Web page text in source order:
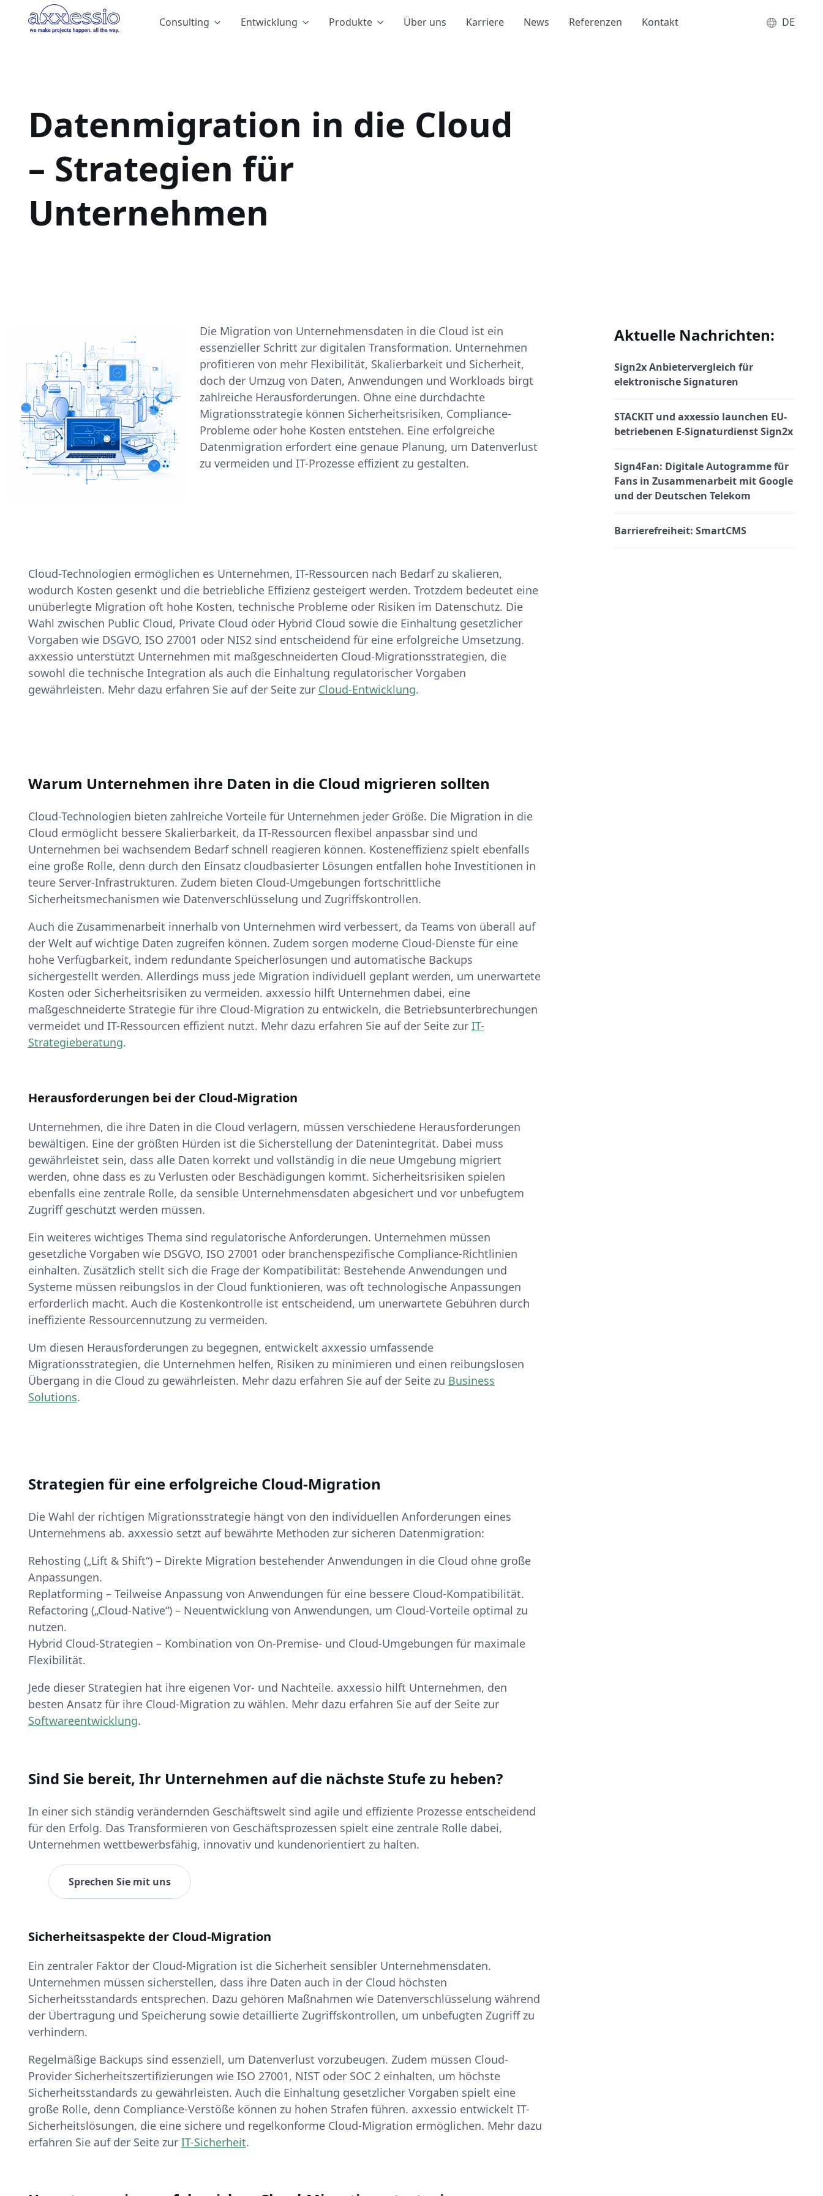
Consulting Entwicklung Produkte Über uns Karriere News Referenzen Kontakt DE
Datenmigration in die Cloud
– Strategien für
Unternehmen
Die Migration von Unternehmensdaten in die Cloud ist ein
essenzieller Schritt zur digitalen Transformation. Unternehmen
profitieren von mehr Flexibilität, Skalierbarkeit und Sicherheit,
doch der Umzug von Daten, Anwendungen und Workloads birgt
zahlreiche Herausforderungen. Ohne eine durchdachte
Migrationsstrategie können Sicherheitsrisiken, Compliance-
Probleme oder hohe Kosten entstehen. Eine erfolgreiche
Datenmigration erfordert eine genaue Planung, um Datenverlust
zu vermeiden und IT-Prozesse effizient zu gestalten.
Cloud-Technologien ermöglichen es Unternehmen, IT-Ressourcen nach Bedarf zu skalieren,
wodurch Kosten gesenkt und die betriebliche Effizienz gesteigert werden. Trotzdem bedeutet eine
unüberlegte Migration oft hohe Kosten, technische Probleme oder Risiken im Datenschutz. Die
Wahl zwischen Public Cloud, Private Cloud oder Hybrid Cloud sowie die Einhaltung gesetzlicher
Vorgaben wie DSGVO, ISO 27001 oder NIS2 sind entscheidend für eine erfolgreiche Umsetzung.
axxessio unterstützt Unternehmen mit maßgeschneiderten Cloud-Migrationsstrategien, die
sowohl die technische Integration als auch die Einhaltung regulatorischer Vorgaben
gewährleisten. Mehr dazu erfahren Sie auf der Seite zur Cloud-Entwicklung.
Warum Unternehmen ihre Daten in die Cloud migrieren sollten
Cloud-Technologien bieten zahlreiche Vorteile für Unternehmen jeder Größe. Die Migration in die
Cloud ermöglicht bessere Skalierbarkeit, da IT-Ressourcen flexibel anpassbar sind und
Unternehmen bei wachsendem Bedarf schnell reagieren können. Kosteneffizienz spielt ebenfalls
eine große Rolle, denn durch den Einsatz cloudbasierter Lösungen entfallen hohe Investitionen in
teure Server-Infrastrukturen. Zudem bieten Cloud-Umgebungen fortschrittliche
Sicherheitsmechanismen wie Datenverschlüsselung und Zugriffskontrollen.
Auch die Zusammenarbeit innerhalb von Unternehmen wird verbessert, da Teams von überall auf
der Welt auf wichtige Daten zugreifen können. Zudem sorgen moderne Cloud-Dienste für eine
hohe Verfügbarkeit, indem redundante Speicherlösungen und automatische Backups
sichergestellt werden. Allerdings muss jede Migration individuell geplant werden, um unerwartete
Kosten oder Sicherheitsrisiken zu vermeiden. axxessio hilft Unternehmen dabei, eine
maßgeschneiderte Strategie für ihre Cloud-Migration zu entwickeln, die Betriebsunterbrechungen
vermeidet und IT-Ressourcen effizient nutzt. Mehr dazu erfahren Sie auf der Seite zur IT-
Strategieberatung.
Herausforderungen bei der Cloud-Migration
Unternehmen, die ihre Daten in die Cloud verlagern, müssen verschiedene Herausforderungen
bewältigen. Eine der größten Hürden ist die Sicherstellung der Datenintegrität. Dabei muss
gewährleistet sein, dass alle Daten korrekt und vollständig in die neue Umgebung migriert
werden, ohne dass es zu Verlusten oder Beschädigungen kommt. Sicherheitsrisiken spielen
ebenfalls eine zentrale Rolle, da sensible Unternehmensdaten abgesichert und vor unbefugtem
Zugriff geschützt werden müssen.
Ein weiteres wichtiges Thema sind regulatorische Anforderungen. Unternehmen müssen
gesetzliche Vorgaben wie DSGVO, ISO 27001 oder branchenspezifische Compliance-Richtlinien
einhalten. Zusätzlich stellt sich die Frage der Kompatibilität: Bestehende Anwendungen und
Systeme müssen reibungslos in der Cloud funktionieren, was oft technologische Anpassungen
erforderlich macht. Auch die Kostenkontrolle ist entscheidend, um unerwartete Gebühren durch
ineffiziente Ressourcennutzung zu vermeiden.
Um diesen Herausforderungen zu begegnen, entwickelt axxessio umfassende
Migrationsstrategien, die Unternehmen helfen, Risiken zu minimieren und einen reibungslosen
Übergang in die Cloud zu gewährleisten. Mehr dazu erfahren Sie auf der Seite zu Business
Solutions.
Strategien für eine erfolgreiche Cloud-Migration
Die Wahl der richtigen Migrationsstrategie hängt von den individuellen Anforderungen eines
Unternehmens ab. axxessio setzt auf bewährte Methoden zur sicheren Datenmigration:
Rehosting („Lift & Shift“) – Direkte Migration bestehender Anwendungen in die Cloud ohne große
Anpassungen.
Replatforming – Teilweise Anpassung von Anwendungen für eine bessere Cloud-Kompatibilität.
Refactoring („Cloud-Native“) – Neuentwicklung von Anwendungen, um Cloud-Vorteile optimal zu
nutzen.
Hybrid Cloud-Strategien – Kombination von On-Premise- und Cloud-Umgebungen für maximale
Flexibilität.
Jede dieser Strategien hat ihre eigenen Vor- und Nachteile. axxessio hilft Unternehmen, den
besten Ansatz für ihre Cloud-Migration zu wählen. Mehr dazu erfahren Sie auf der Seite zur
Softwareentwicklung.
Sind Sie bereit, Ihr Unternehmen auf die nächste Stufe zu heben?
In einer sich ständig verändernden Geschäftswelt sind agile und effiziente Prozesse entscheidend
für den Erfolg. Das Transformieren von Geschäftsprozessen spielt eine zentrale Rolle dabei,
Unternehmen wettbewerbsfähig, innovativ und kundenorientiert zu halten.
Sprechen Sie mit uns
Sicherheitsaspekte der Cloud-Migration
Ein zentraler Faktor der Cloud-Migration ist die Sicherheit sensibler Unternehmensdaten.
Unternehmen müssen sicherstellen, dass ihre Daten auch in der Cloud höchsten
Sicherheitsstandards entsprechen. Dazu gehören Maßnahmen wie Datenverschlüsselung während
der Übertragung und Speicherung sowie detaillierte Zugriffskontrollen, um unbefugten Zugriff zu
verhindern.
Regelmäßige Backups sind essenziell, um Datenverlust vorzubeugen. Zudem müssen Cloud-
Provider Sicherheitszertifizierungen wie ISO 27001, NIST oder SOC 2 einhalten, um höchste
Sicherheitsstandards zu gewährleisten. Auch die Einhaltung gesetzlicher Vorgaben spielt eine
große Rolle, denn Compliance-Verstöße können zu hohen Strafen führen. axxessio entwickelt IT-
Sicherheitslösungen, die eine sichere und regelkonforme Cloud-Migration ermöglichen. Mehr dazu
erfahren Sie auf der Seite zur IT-Sicherheit.
Aktuelle Nachrichten:
Sign2x Anbietervergleich für
elektronische Signaturen
STACKIT und axxessio launchen EU-
betriebenen E-Signaturdienst Sign2x
Sign4Fan: Digitale Autogramme für
Fans in Zusammenarbeit mit Google
und der Deutschen Telekom
Barrierefreiheit: SmartCMS